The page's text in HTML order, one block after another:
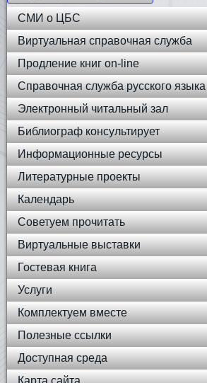
СМИ о ЦБС
Виртуальная справочная служба
Продление книг on-line
Справочная служба русского языка
Электронный читальный зал
Библиограф консультирует
Информационные ресурсы
Литературные проекты
Календарь
Советуем прочитать
Виртуальные выставки
Гостевая книга
Услуги
Комплектуем вместе
Полезные ссылки
Доступная среда